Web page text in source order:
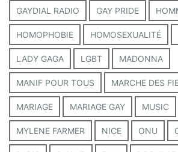
GAYDIAL RADIO GAY PRIDE
HOMOPHOBIE HOMOSEXUALITÉ
LADY GAGA LGBT MADONNA
MANIF POUR TOUS MARCHE DES
MARIAGE MARIAGE GAY MUSIC
MYLENE FARMER NICE ONU